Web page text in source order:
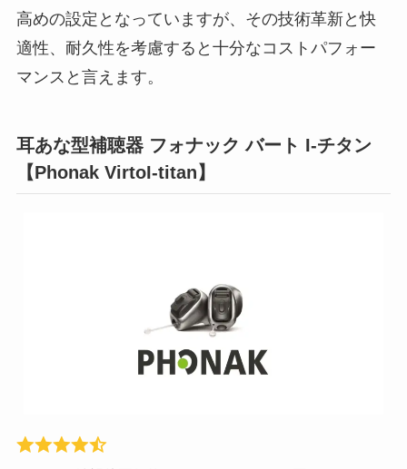
高めの設定となっていますが、その技術革新と快
適性、耐久性を考慮すると十分なコストパフォー
マンスと言えます。
耳あな型補聴器 フォナック バート I-チタン
【Phonak VirtoI-titan】